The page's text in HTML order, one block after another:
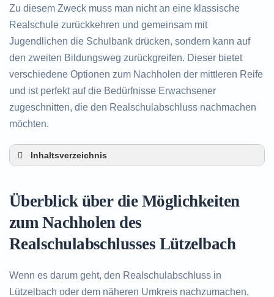
Zu diesem Zweck muss man nicht an eine klassische
Realschule zurückkehren und gemeinsam mit
Jugendlichen die Schulbank drücken, sondern kann auf
den zweiten Bildungsweg zurückgreifen. Dieser bietet
verschiedene Optionen zum Nachholen der mittleren Reife
und ist perfekt auf die Bedürfnisse Erwachsener
zugeschnitten, die den Realschulabschluss nachmachen
möchten.
Inhaltsverzeichnis
Alternativen zum nachträglichen Erwerb des
Realschulabschlusses in Lützelbach
des Realschulabschlusses
Überblick über die Möglichkeiten
zum Nachholen des
Realschulabschlusses Lützelbach
Wenn es darum geht, den Realschulabschluss in
Lützelbach oder dem näheren Umkreis nachzumachen,